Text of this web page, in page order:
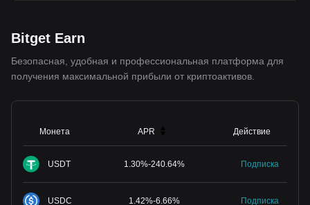
Bitget Earn
Безопасная, удобная и профессиональная платформа для
получения максимальной прибыли от криптоактивов.
Монета APR Действие
USDT 1.30%-240.64% Подписка
USDC 1.42%-6.66% Подписка